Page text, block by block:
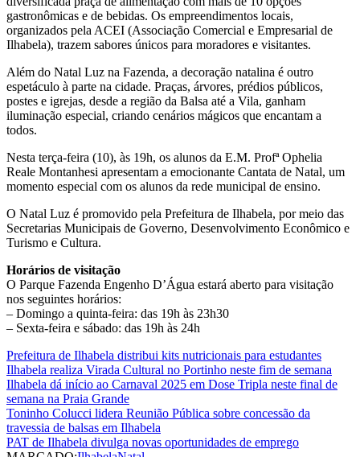
gastronômicas e de bebidas. Os empreendimentos locais,
organizados pela ACEI (Associação Comercial e Empresarial de
Ilhabela), trazem sabores únicos para moradores e visitantes.
Além do Natal Luz na Fazenda, a decoração natalina é outro
espetáculo à parte na cidade. Praças, árvores, prédios públicos,
postes e igrejas, desde a região da Balsa até a Vila, ganham
iluminação especial, criando cenários mágicos que encantam a
todos.
Nesta terça-feira (10), às 19h, os alunos da E.M. Profª Ophelia
Reale Montanhesi apresentam a emocionante Cantata de Natal, um
momento especial com os alunos da rede municipal de ensino.
O Natal Luz é promovido pela Prefeitura de Ilhabela, por meio das
Secretarias Municipais de Governo, Desenvolvimento Econômico e
Turismo e Cultura.
Horários de visitação
O Parque Fazenda Engenho D’Água estará aberto para visitação
nos seguintes horários:
– Domingo a quinta-feira: das 19h às 23h30
– Sexta-feira e sábado: das 19h às 24h
Prefeitura de Ilhabela distribui kits nutricionais para estudantes
Ilhabela realiza Virada Cultural no Portinho neste fim de semana
Ilhabela dá início ao Carnaval 2025 em Dose Tripla neste final de
semana na Praia Grande
Toninho Colucci lidera Reunião Pública sobre concessão da
travessia de balsas em Ilhabela
PAT de Ilhabela divulga novas oportunidades de emprego